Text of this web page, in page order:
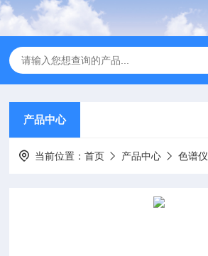
产品中心
当前位置：首页 产品中心 色谱仪